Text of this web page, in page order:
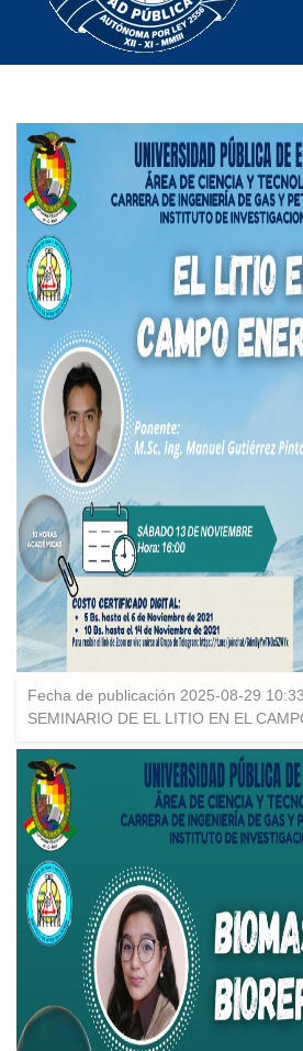
Fecha de publicación 2025-08-29
SEMINARIO DE EL LITIO EN EL